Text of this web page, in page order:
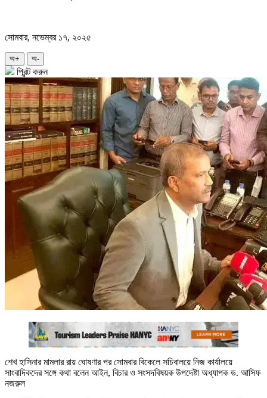
সোমবার, নভেম্বর ১৭, ২০২৫
অ+ অ-
প্রিন্ট করুন
শেখ হাসিনার মামলার রায় ঘোষণার পর সোমবার বিকেলে সচিবালয়ে নিজ কার্যালয়ে
সাংবাদিকদের সঙ্গে কথা বলেন আইন, বিচার ও সংসদবিষয়ক উপদেষ্টা অধ্যাপক ড. আসিফ
নজরুল